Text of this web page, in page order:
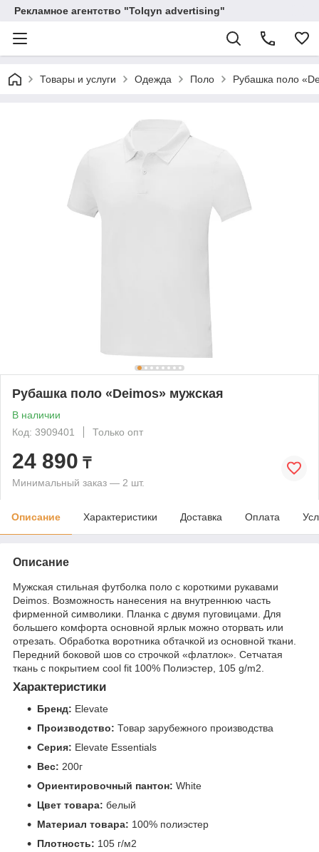
Рекламное агентство "Tolqyn advertising"
Товары и услуги Одежда Поло Рубашка поло
Рубашка поло «Deimos» мужская
В наличии
Код: 3909401
Только опт
24 890 ₸
Минимальный заказ — 2 шт.
Описание Характеристики Доставка Оплата
Описание
Мужская стильная футболка поло с короткими рукавами
Deimos. Возможность нанесения на внутреннюю часть
фирменной символики. Планка с двумя пуговицами. Для
большего комфорта основной ярлык можно оторвать или
отрезать. Обработка воротника обтачкой из основной ткани.
Передний боковой шов со строчкой «флатлок». Сетчатая
ткань с покрытием cool fit 100% Полиэстер, 105 g/m2.
Характеристики
Бренд: Elevate
Производство: Товар зарубежного производства
Серия: Elevate Essentials
Вес: 200г
Ориентировочный пантон: White
Цвет товара: белый
Материал товара: 100% полиэстер
Плотность: 105 г/м2